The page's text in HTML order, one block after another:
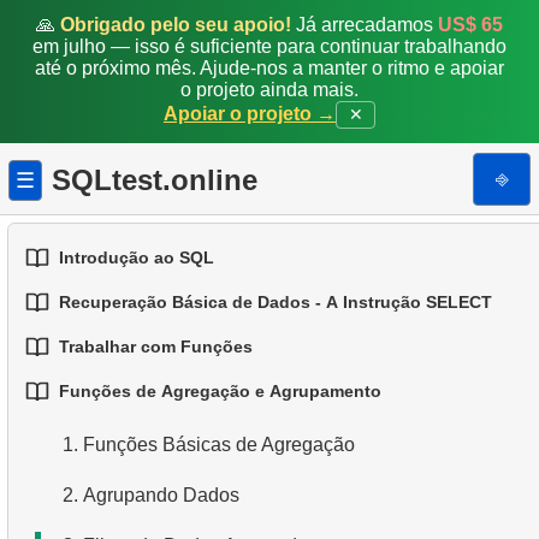
🙏 Obrigado pelo seu apoio! Já arrecadamos US$ 65
em julho — isso é suficiente para continuar trabalhando
até o próximo mês. Ajude-nos a manter o ritmo e apoiar
o projeto ainda mais.
Apoiar o projeto →
✕
☰ SQLtest.online ⎆
Introdução ao SQL
1.Introdução a Bases de Dados
Tipos de Bases de Dados
Tipos de Dados Básicos
Recuperação Básica de Dados - A Instrução SELECT
1.Selecionando Dados de uma Tabela
Filtragem de Dados
3. Combinando Múltiplas Condições
4. Alias para Colunas
Trabalhar com Funções
1.Funções SQL Integradas
2. Funções Comuns de String
3. Funções Matemáticas Comuns
Funções de Agregação e Agrupamento
1. Funções Básicas de Agregação
2. Agrupando Dados